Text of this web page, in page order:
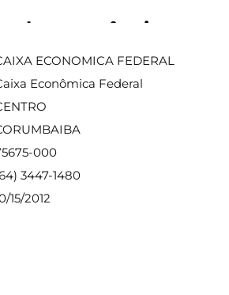
a agência
ECONOMICA FEDERAL
Econômica Federal
000
3447-1480
15/2012